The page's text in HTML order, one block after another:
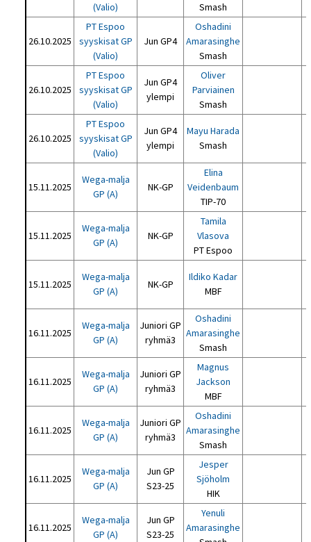
(Valio)
Smash
26.10.2025
PT Espoo
syyskisat GP
(Valio)
Jun GP4
Oshadini
Amarasinghe
Smash
26.10.2025
PT Espoo
syyskisat GP
(Valio)
Jun GP4
ylempi
Oliver
Parviainen
Smash
26.10.2025
PT Espoo
syyskisat GP
(Valio)
Jun GP4
ylempi
Mayu Harada
Smash
15.11.2025
Wega-malja
GP (A)
NK-GP
Elina
Veidenbaum
TIP-70
15.11.2025
Wega-malja
GP (A)
NK-GP
Tamila
Vlasova
PT Espoo
15.11.2025
Wega-malja
GP (A)
NK-GP
Ildiko Kadar
MBF
16.11.2025
Wega-malja
GP (A)
Juniori GP
ryhmä3
Oshadini
Amarasinghe
Smash
16.11.2025
Wega-malja
GP (A)
Juniori GP
ryhmä3
Magnus
Jackson
MBF
16.11.2025
Wega-malja
GP (A)
Juniori GP
ryhmä3
Oshadini
Amarasinghe
Smash
16.11.2025
Wega-malja
GP (A)
Jun GP
S23-25
Jesper
Sjöholm
HIK
16.11.2025
Wega-malja
GP (A)
Jun GP
S23-25
Yenuli
Amarasinghe